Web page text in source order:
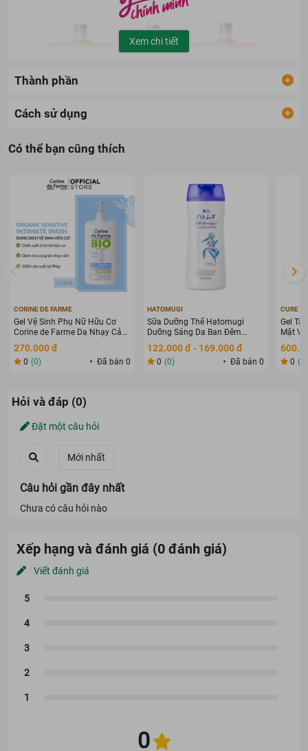
Dòng sản phẩmDung Dịch Vệ Sinh Phụ Nữ Lactacyd
Feminine Washhiện đã có mặt tại Newway Mart với các loại:
Dòng CHĂM SÓC CƠ BẢN:
Odor Fresh (màu xanh lá):
Giúp ngăn mùi suốt 24 giờ
(60ml; 150ml; 250ml)
Dòng CHĂM SÓC NÂNG CAO:
Soft & Silky (màu tím):
giúp dưỡng ẩm sau mỗi lần dùng
Pro Sensitive (màu nâu):
giúp bảo vệ dịu nhẹ cho làn da
nhạy cảm (250ml)
Pearly Intimate (màu xanh biển):giúp phục hồi sắc da vùng
kín (60ml; 150ml)
vùng kín (150ml)
Xem chi tiết
Thành phần
Cách sử dụng
Có thể bạn cũng thích
CORINE DE FARME
Gel Vệ Sinh Phụ Nữ Hữu Cơ
Corine de Farme Da Nhạy Cảm
250ml
270.000 đ
0 (0) Đã bán 0
HATOMUGI
Sữa Dưỡng Thể Hatomugi
Dưỡng Sáng Da Ban Đêm
400ml
122.000 đ - 169.000 đ
0 (0) Đã bán 0
CURE
Gel
Mặt
0 (0)
Hỏi và đáp (0)
Đặt một câu hỏi
Câu hỏi gần đây nhất
Chưa có câu hỏi nào
Xếp hạng và đánh giá (0 đánh giá)
Viết đánh giá
0